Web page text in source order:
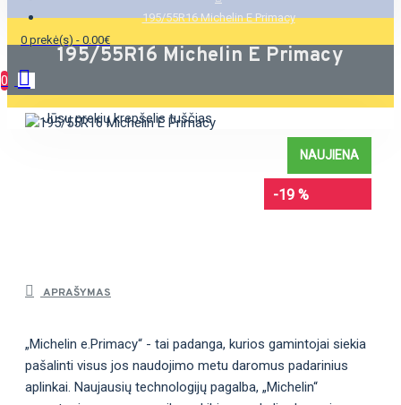
0 prekė(s) - 0.00€
0
Jūsų prekių krepšelis tuščias
195/55R16 Michelin E Primacy
195/55R16 Michelin E Primacy
NAUJIENA
-19 %
APRAŠYMAS
„Michelin e.Primacy“ - tai padanga, kurios gamintojai siekia
pašalinti visus jos naudojimo metu daromus padarinius
aplinkai. Naujausių technologijų pagalba, „Michelin“